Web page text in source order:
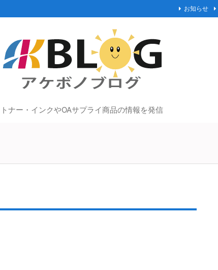
お知らせ
トナー・インクやOAサプライ商品の情報を発信